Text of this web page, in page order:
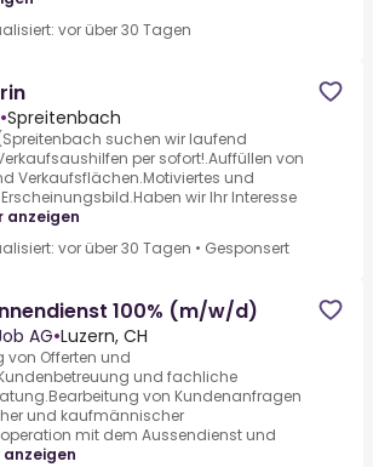
vor über 30 Tagen
•Spreitenbach
suchen wir laufend
per sofort!.Auffüllen von
Verkaufsflächen.Motiviertes und
wir Ihr Interesse
anzeigen
vor über 30 Tagen • Gesponsert
100% (m/w/d)
AG•Luzern, CH
von Offerten und
und fachliche
von Kundenanfragen
und kaufmännischer
mit dem Aussendienst und
anzeigen